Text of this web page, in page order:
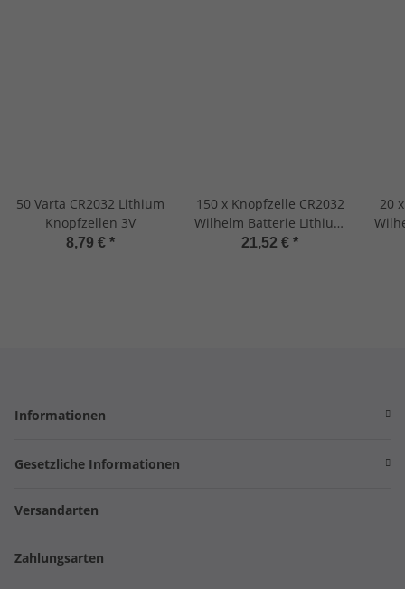
50 Varta CR2032 Lithium
Knopfzellen 3V
8,79 € *
150 x Knopfzelle CR2032
Wilhelm Batterie LIthium
3V CR 2032
21,52 € *
20
Informationen
Gesetzliche Informationen
Versandarten
Zahlungsarten